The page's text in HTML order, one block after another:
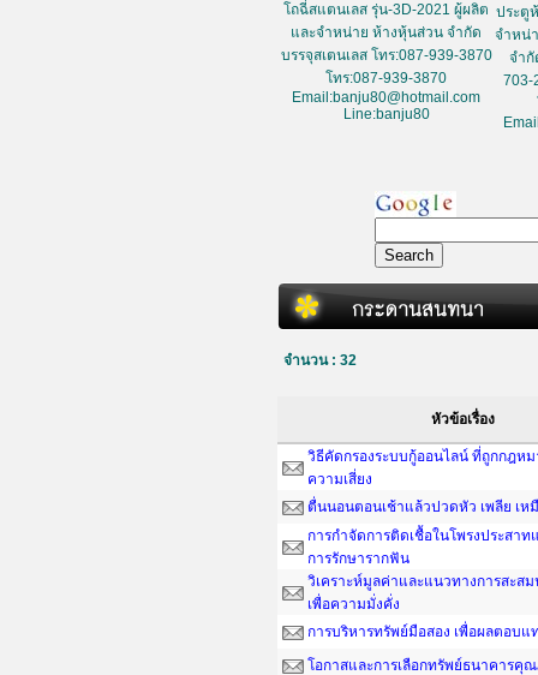
โถฉี่สแตนเลส รุ่น-3D-2021 ผู้ผลิต
และจำหน่าย ห้างหุ้นส่วน จำกัด
บรรจุสเตนเลส โทร:087-939-3870
โทร:087-939-3870
Email:banju80@hotmail.com
Line:banju80
ประตู
จำหน่
จำกั
703-
จำนวน : 32
หัวข้อเรื่อง
วิธีคัดกรองระบบกู้ออนไลน์ ที่ถูกกฎหม
ความเสี่ยง
ตื่นนอนตอนเช้าแล้วปวดหัว เพลีย เห
การกำจัดการติดเชื้อในโพรงประสา
การรักษารากฟัน
วิเคราะห์มูลค่าและแนวทางการสะส
เพื่อความมั่งคั่ง
การบริหารทรัพย์มือสอง เพื่อผลตอบแ
โอกาสและการเลือกทรัพย์ธนาคารคุ